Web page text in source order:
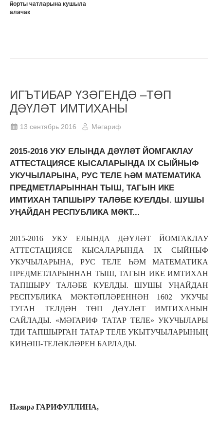
йорты чатларына кушыла
алачак
ИГЪТИБАР ҮЗӘГЕНДӘ –ТӨП
ДӘҮЛӘТ ИМТИХАНЫ
13 сентябрь 2016 Мәгариф
2015-2016 УКУ ЕЛЫНДА ДӘҮЛӘТ ЙОМГАКЛАУ
АТТЕСТАЦИЯСЕ КЫСАЛАРЫНДА IX СЫЙНЫФ
УКУЧЫЛАРЫНА, РУС ТЕЛЕ ҺӘМ МАТЕМАТИКА
ПРЕДМЕТЛАРЫННАН ТЫШ, ТАГЫН ИКЕ
ИМТИХАН ТАПШЫРУ ТАЛӘБЕ КУЕЛДЫ. ШУШЫ
УҢАЙДАН РЕСПУБЛИКА МӘКТ...
2015-2016 УКУ ЕЛЫНДА ДӘҮЛӘТ ЙОМГАКЛАУ
АТТЕСТАЦИЯСЕ КЫСАЛАРЫНДА IX СЫЙНЫФ
УКУЧЫЛАРЫНА, РУС ТЕЛЕ ҺӘМ МАТЕМАТИКА
ПРЕДМЕТЛАРЫННАН ТЫШ, ТАГЫН ИКЕ ИМТИХАН
ТАПШЫРУ ТАЛӘБЕ КУЕЛДЫ. ШУШЫ УҢАЙДАН
РЕСПУБЛИКА МӘКТӘПЛӘРЕННӘН 1602 УКУЧЫ
ТУГАН ТЕЛДӘН ТӨП ДӘҮЛӘТ ИМТИХАНЫН
САЙЛАДЫ. «МӘГАРИФ ТАТАР ТЕЛЕ» УКУЧЫЛАРЫ
ТДИ ТАПШЫРГАН ТАТАР ТЕЛЕ УКЫТУЧЫЛАРЫНЫҢ
КИҢӘШ-ТЕЛӘКЛӘРЕН БАРЛАДЫ.
Нәзирә ГАРИФУЛЛИНА,